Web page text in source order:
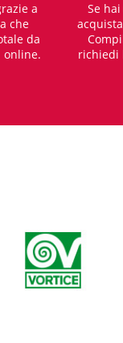
a
che
da
Se
richiedi